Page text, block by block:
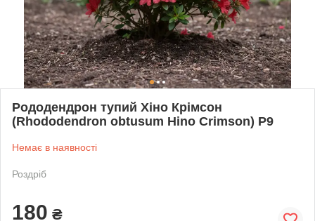
Рододендрон тупий Хіно Крімсон
(Rhododendron obtusum Hino Crimson) Р9
Немає в наявності
Роздріб
180 ₴